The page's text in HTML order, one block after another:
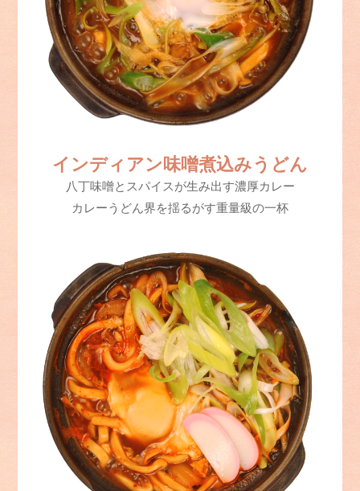
インディアン味噌煮込みうどん
八丁味噌とスパイスが生み出す濃厚カレー
カレーうどん界を揺るがす重量級の一杯